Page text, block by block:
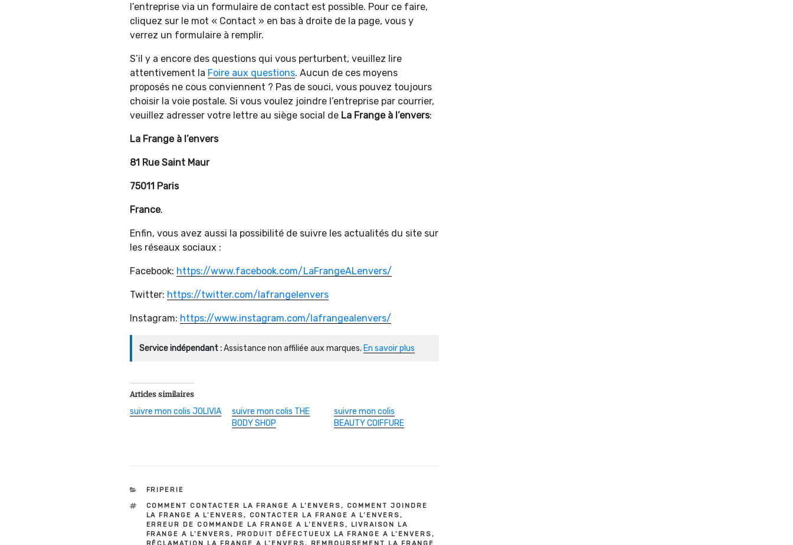
l’entreprise via un formulaire de contact est possible. Pour ce faire,
cliquez sur le mot « Contact » en bas à droite de la page, vous y
verrez un formulaire à remplir.
S’il y a encore des questions qui vous perturbent, veuillez lire
attentivement la Foire aux questions. Aucun de ces moyens
proposés ne cous conviennent ? Pas de souci, vous pouvez toujours
choisir la voie postale. Si vous voulez joindre l’entreprise par courrier,
veuillez adresser votre lettre au siège social de La Frange à l’envers:
La Frange à l’envers
81 Rue Saint Maur
75011 Paris
France.
Enfin, vous avez aussi la possibilité de suivre les actualités du site sur
les réseaux sociaux :
Facebook: https://www.facebook.com/LaFrangeALenvers/
Twitter: https://twitter.com/lafrangelenvers
Instagram: https://www.instagram.com/lafrangealenvers/
Service indépendant :Assistance non affiliée aux marques. En savoir plus
Articles similaires
suivre mon colis JOLIVIA
suivre mon colis THE
BODY SHOP
suivre mon colis
BEAUTY COIFFURE
CATÉGORIES
FRIPERIE
ÉTIQUETTES
COMMENT CONTACTER LA FRANGE A L’ENVERS,
COMMENT JOINDRE
LA FRANGE A L’ENVERS, CONTACTER LA FRANGE A L’ENVERS,
ERREUR DE COMMANDE LA FRANGE A L’ENVERS,
LIVRAISON LA
FRANGE A L’ENVERS, PRODUIT DÉFECTUEUX LA FRANGE A L’ENVERS,
RÉCLAMATION LA FRANGE A L’ENVERS , REMBOURSEMENT LA FRANGE